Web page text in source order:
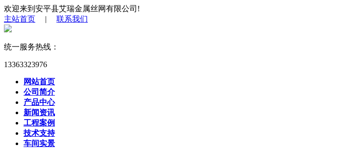
欢迎来到安平县艾瑞金属丝网有限公司!
主站首页 | 联系我们
统一服务热线：
13363323976
网站首页
公司简介
产品中心
新闻资讯
工程案例
技术支持
车间实景